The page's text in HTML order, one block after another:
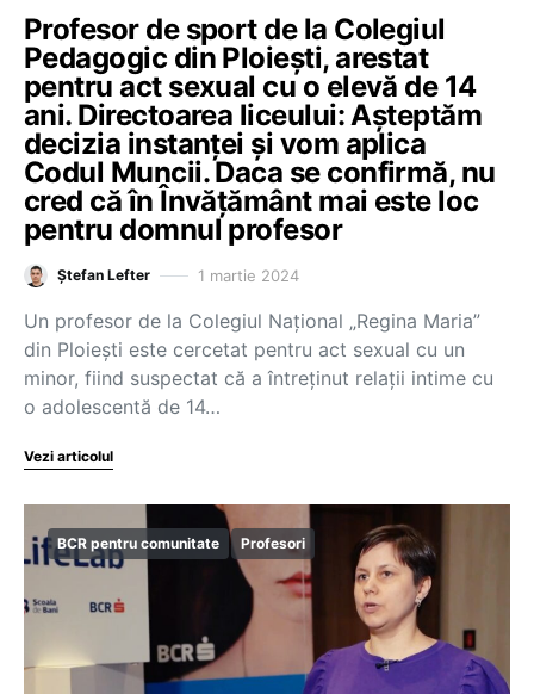
Profesor de sport de la Colegiul
Pedagogic din Ploiești, arestat
pentru act sexual cu o elevă de 14
ani. Directoarea liceului: Așteptăm
decizia instanței și vom aplica
Codul Muncii. Daca se confirmă, nu
cred că în Învățământ mai este loc
pentru domnul profesor
Ștefan Lefter 1 martie 2024
Un profesor de la Colegiul Național „Regina Maria”
din Ploiești este cercetat pentru act sexual cu un
minor, fiind suspectat că a întreținut relații intime cu
o adolescentă de 14…
Vezi articolul
BCR pentru comunitate Profesori